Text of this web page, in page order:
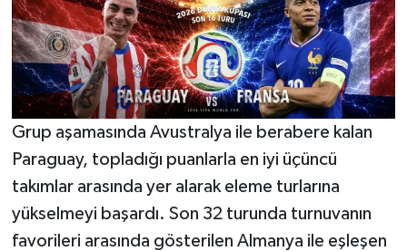
Grup aşamasında Avustralya ile berabere kalan
Paraguay, topladığı puanlarla en iyi üçüncü
takımlar arasında yer alarak eleme turlarına
yükselmeyi başardı. Son 32 turunda turnuvanın
favorileri arasında gösterilen Almanya ile eşleşen